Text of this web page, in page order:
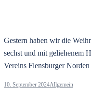
Gestern haben wir die
sechst und mit geliehenem
Vereins Flensburger
10. September 2024Allgemein